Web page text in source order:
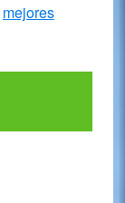
mejores